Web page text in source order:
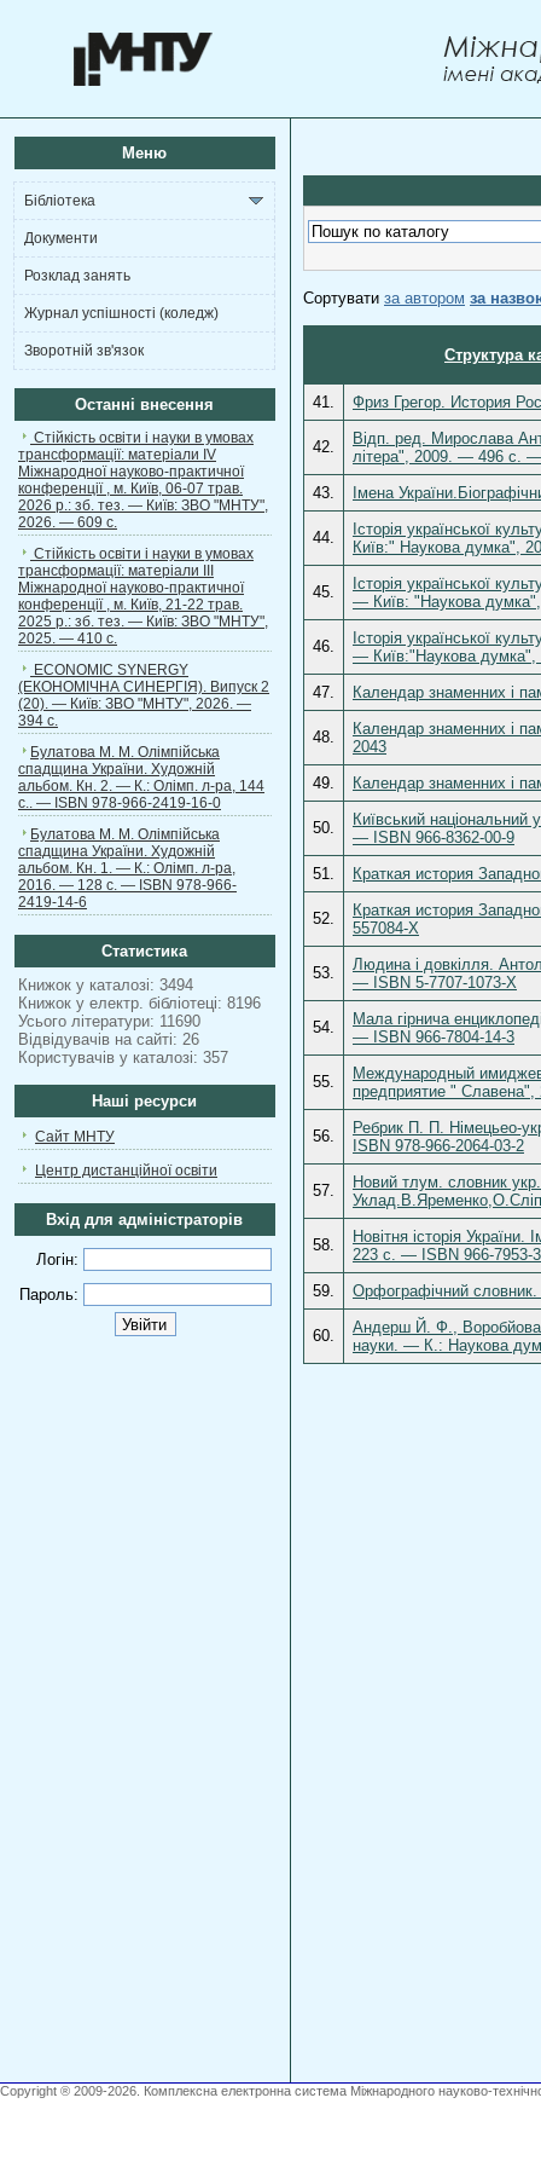
Меню
Бібліотека
Документи
Розклад занять
Журнал успішності (коледж)
Зворотній зв'язок
Останні внесення
Стійкість освіти і науки в умовах
трансформації: матеріали ІV
Міжнародної науково-практичної
конференції , м. Київ, 06-07 трав.
2026 р.: зб. тез. — Київ: ЗВО "МНТУ",
2026. — 609 с.
Стійкість освіти і науки в умовах
трансформації: матеріали ІІІ
Міжнародної науково-практичної
конференції , м. Київ, 21-22 трав.
2025 р.: зб. тез. — Київ: ЗВО "МНТУ",
2025. — 410 с.
ECONOMIC SYNERGY
(ЕКОНОМІЧНА СИНЕРГІЯ). Випуск 2
(20). — Київ: ЗВО "МНТУ", 2026. —
394 с.
Булатова М. М. Олімпійська
спадщина України. Художній
альбом. Кн. 2. — К.: Олімп. л-ра, 144
с.. — ISBN 978-966-2419-16-0
Булатова М. М. Олімпійська
спадщина України. Художній
альбом. Кн. 1. — К.: Олімп. л-ра,
2016. — 128 с. — ISBN 978-966-
2419-14-6
Статистика
Книжок у каталозі: 3494
Книжок у електр. бібліотеці: 8196
Усього літератури: 11690
Відвідувачів на сайті: 26
Користувачів у каталозі: 357
Наші ресурси
Сайт МНТУ
Центр дистанційної освіти
Вхід для адміністраторів
Логін:
Пароль:
Сортувати за автором за
Структура
41. Фриз Грегор. История
42.
Відп. ред. Мирослава
літера", 2009. — 496 c.
43.
Імена
44.
Історія української
Київ:" Наукова думка",
45.
Історія української
— Київ: "Наукова
46.
Історія української
— Київ:"Наукова
47.
Календар знаменних і
48.
Календар знаменних і
2043
49.
Календар знаменних і
50.
Київський
— ISBN 966-8362-00-9
51.
Краткая история
52.
Краткая история
557084-Х
53.
Людина і довкілля.
— ISBN 5-7707-1073-Х
54.
Мала гірнича
— ISBN 966-7804-14-3
55.
Международный
предприятие "
56.
Ребрик П. П. Німецьео-
ISBN 978-966-2064-03-2
57.
Новий тлум. словник
58.
Новітня історія
223 c. — ISBN 966-7953-
59.
Орфографічний
60.
Андерш Й. Ф., Воробйова
науки. — К.: Наукова
Copyright ® 2009-2026. Комплексна електронна система Міжнародного науково-